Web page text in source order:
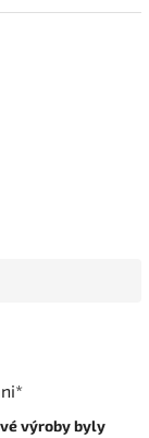
výroby byly